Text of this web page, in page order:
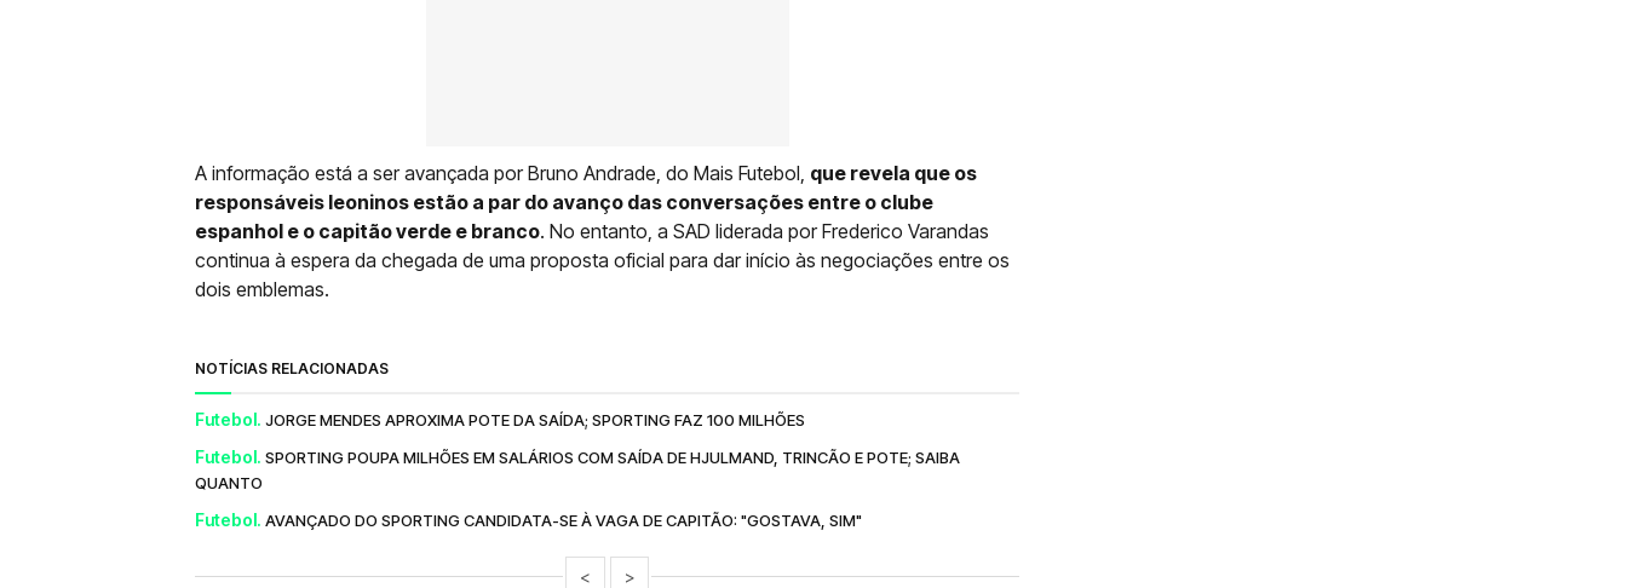
A informação está a ser avançada por Bruno Andrade, do Mais Futebol, que revela que os
responsáveis leoninos estão a par do avanço das conversações entre o clube
espanhol e o capitão verde e branco. No entanto, a SAD liderada por Frederico Varandas
continua à espera da chegada de uma proposta oficial para dar início às negociações entre os
dois emblemas.
NOTÍCIAS RELACIONADAS
Futebol. JORGE MENDES APROXIMA POTE DA SAÍDA; SPORTING FAZ 100 MILHÕES
Futebol. SPORTING POUPA MILHÕES EM SALÁRIOS COM SAÍDA DE HJULMAND, TRINCÃO E POTE; SAIBA
QUANTO
Futebol. AVANÇADO DO SPORTING CANDIDATA-SE À VAGA DE CAPITÃO: "GOSTAVA, SIM"
< >